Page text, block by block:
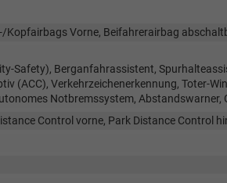
Kopfairbags Vorne, Beifahrerairbag
Safety), Berganfahrassistent,
(ACC), Verkehrzeichenerkennung, Toter-
Notbremssystem, Abstandswarner,
Control vorne, Park Distance Control